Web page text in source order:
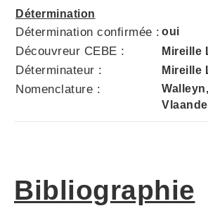
Détermination
Détermination confirmée : oui
Découvreur CEBE : Mireille
Déterminateur : Mireille
Nomenclature :
Bibliographie